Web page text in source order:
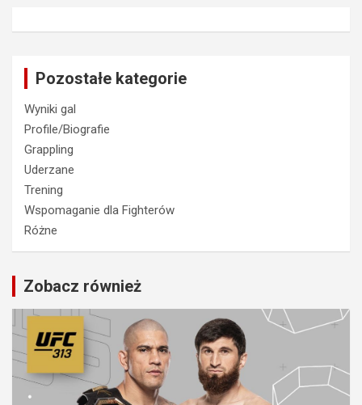
Pozostałe kategorie
Wyniki gal
Profile/Biografie
Grappling
Uderzane
Trening
Wspomaganie dla Fighterów
Różne
Zobacz również